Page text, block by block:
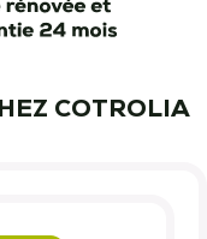
COTROLIA